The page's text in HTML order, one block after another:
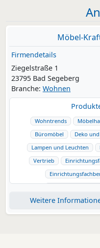
Möbel-
Firmendetails
Ziegelstraße 1
23795 Bad Segeberg
Branche: Wohnen
Wohntrends
Büromöbel
Deko
Lampen und Leuchten
Vertrieb
Weitere